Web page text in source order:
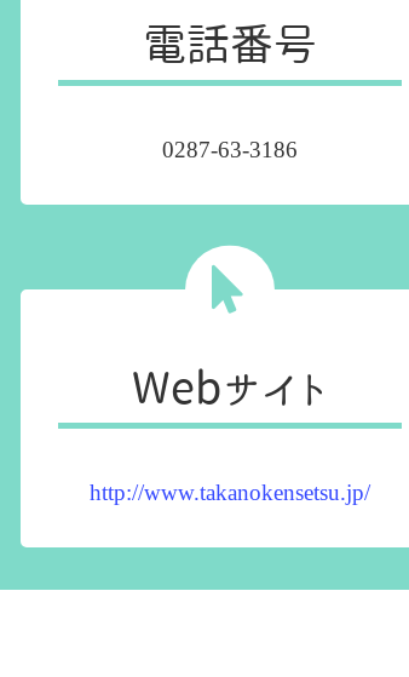
電話番号
0287-63-3186
Webサイト
http://www.takanokensetsu.jp/